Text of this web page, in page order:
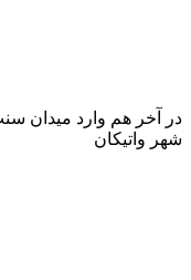
در آخر هم وارد میدان
شهر واتیکان